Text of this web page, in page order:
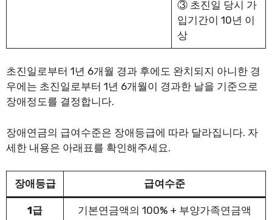
③ 초진일 당시 가
입기간이 10년 이
상
초진일로부터 1년 6개월 경과 후에도 완치되지 아니한 경
우에는 초진일로부터 1년 6개월이 경과한 날을 기준으로
장애정도를 결정합니다.
장애연금의 급여수준은 장애등급에 따라 달라집니다. 자
세한 내용은 아래표를 확인해주세요.
장애등급 급여수준
1급 기본연금액의 100% + 부양가족연금액